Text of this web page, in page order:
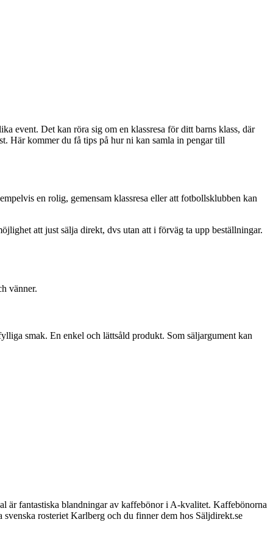
event. Det kan röra sig om en klassresa för ditt barns klass, där
Här kommer du få tips på hur ni kan samla in pengar till
en rolig, gemensam klassresa eller att fotbollsklubben kan
att just sälja direkt, dvs utan att i förväg ta upp beställningar.
vänner.
smak. En enkel och lättsåld produkt. Som säljargument kan
är fantastiska blandningar av kaffebönor i A-kvalitet. Kaffebönorna
rosteriet Karlberg och du finner dem hos Säljdirekt.se